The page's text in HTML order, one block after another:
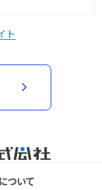
ト
ついて